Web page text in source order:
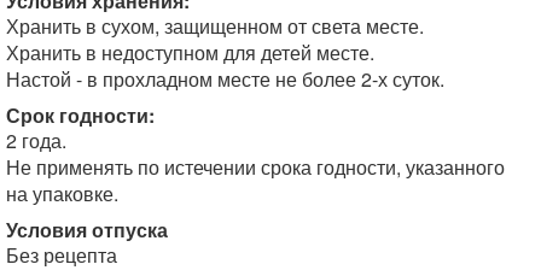
Хранить в сухом, защищенном от света месте.
Хранить в недоступном для детей месте.
Настой - в прохладном месте не более 2-х суток.
Срок годности:
2 года.
Не применять по истечении срока годности, указанного
на упаковке.
Условия отпуска
Без рецепта